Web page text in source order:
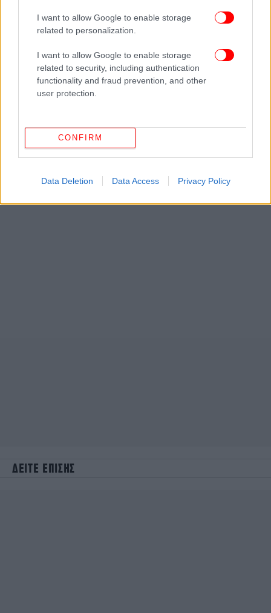
I want to allow Google to enable storage
related to personalization.
I want to allow Google to enable storage
related to security, including authentication
functionality and fraud prevention, and other
user protection.
CONFIRM
Data Deletion Data Access Privacy Policy
Δείτε όλες τις τελευταίες
Ειδήσεις
από την Ελλάδα και τον Κόσμο,
ΔΙΑΒΑΣΤΕ ΠΕΡΙΣΣΟΤΕΡΑ ΣΥΝΤΑΓΉ ΧΛΙΑΡΌ ΝΕΡΌ ΛΕΜΌΝΙ
ΔΕΙΤΕ ΕΠΙΣΗΣ